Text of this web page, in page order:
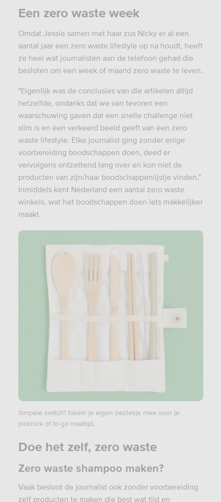
Een zero waste week
Omdat Jessie samen met haar zus Nicky er al een
aantal jaar een zero waste lifestyle op na houdt, heeft
ze heel wat journalisten aan de telefoon gehad die
besloten om een week of maand zero waste te leven.
"Eigenlijk was de conclusies van die artikelen áltijd
hetzelfde, ondanks dat we van tevoren een
waarschuwing gaven dat een snelle challenge niet
slim is en een verkeerd beeld geeft van een zero
waste lifestyle. Elke journalist ging zonder enige
voorbereiding boodschappen doen, deed er
vervolgens ontzettend lang over en kon niet de
producten van zijn/haar boodschappenlijstje vinden."
Inmiddels kent Nederland een aantal zero waste
winkels, wat het boodschappen doen iets makkelijker
maakt.
Simpele switch? Neem je eigen bestekje mee voor je
picknick of to-go maaltijd.
Doe het zelf, zero waste
Zero waste shampoo maken?
Vaak besloot de journalist ook zonder voorbereiding
zelf producten te maken die best wat tijd en